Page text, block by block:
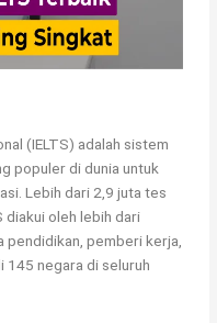
(IELTS) adalah sistem
populer di dunia untuk
Lebih dari 2,9 juta tes
diakui oleh lebih dari
pendidikan, pemberi kerja,
145 negara di seluruh